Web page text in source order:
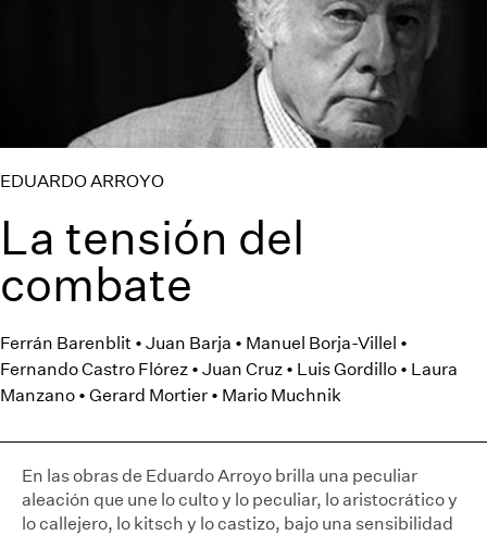
EDUARDO ARROYO
La tensión del
combate
Ferrán Barenblit • Juan Barja • Manuel Borja-Villel •
Fernando Castro Flórez • Juan Cruz • Luis Gordillo • Laura
Manzano • Gerard Mortier • Mario Muchnik
En las obras de Eduardo Arroyo brilla una peculiar
aleación que une lo culto y lo peculiar, lo aristocrático y
lo callejero, lo kitsch y lo castizo, bajo una sensibilidad